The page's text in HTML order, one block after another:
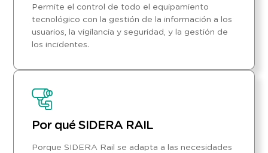
Permite el control de todo el equipamiento
tecnológico con la gestión de la información a los
usuarios, la vigilancia y seguridad, y la gestión de
los incidentes.
Por qué SIDERA RAIL
Porque SIDERA Rail se adapta a las necesidades